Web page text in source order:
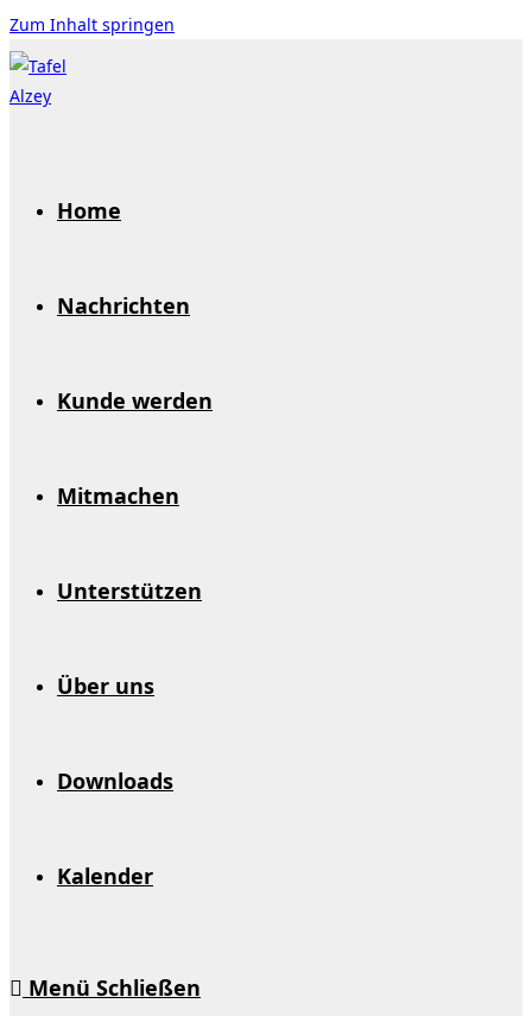
Zum Inhalt springen
Home
Nachrichten
Kunde werden
Mitmachen
Unterstützen
Über uns
Downloads
Kalender
Menü Schließen